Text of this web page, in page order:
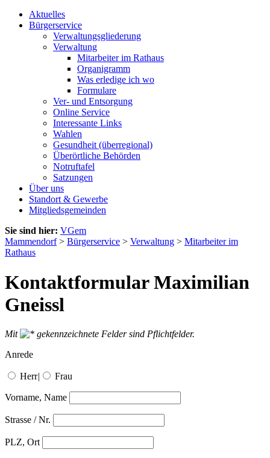
Aktuelles
Bürgerservice
Verwaltungsgliederung
Verwaltung
Mitarbeiter im Rathaus
Organigramm
Was erledige ich wo
Formulare
Ver- und Entsorgung
Online Service
Interessante Links
Wahlen
Gesundheit (überregional)
Überörtliche Behörden
Notruftafel
Satzungen
Über uns
Standort & Gewerbe
Mitgliedsgemeinden
Sie sind hier: VGem
Mammendorf> Bürgerservice > Verwaltung > Mitarbeiter im
Rathaus
Kontaktformular Maximilian
Gneissl
Mit
gekennzeichnete Felder sind Pflichtfelder.
Anrede
Herr| Frau
Vorname, Name
Strasse / Nr.
PLZ, Ort